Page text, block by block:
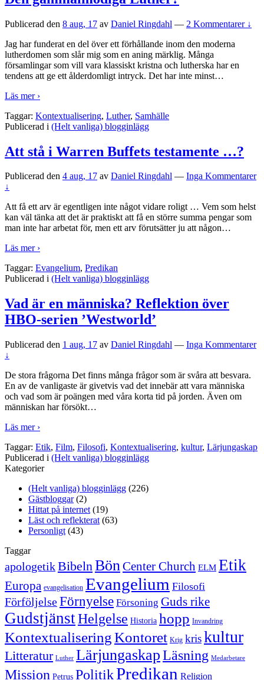
Publicerad den 8 aug, 17 av Daniel Ringdahl — 2 Kommentarer ↓
Jag har funderat en del över ett förhållande inom den moderna
lutherdomen som slår mig som en aning märklig. Många
församlingar som vill vara klassiskt kristna och lutherska har en
tendens att ge ett ålderdomligt intryck. Det har inte minst…
Läs mer ›
Taggar: Kontextualisering, Luther, Samhälle
Publicerad i (Helt vanliga) blogginlägg
Att stå i Warren Buffets testamente …?
Publicerad den 4 aug, 17 av Daniel Ringdahl — Inga Kommentarer
↓
Att få ett arv är egentligen inte något vidare roligt … Vem som helst
kan väl tänka att det är praktiskt att få en större summa pengar som
man inte har arbetat för, men ett arv förutsätter ju att någon…
Läs mer ›
Taggar: Evangelium, Predikan
Publicerad i (Helt vanliga) blogginlägg
Vad är en människa? Reflektion över
HBO-serien ’Westworld’
Publicerad den 1 aug, 17 av Daniel Ringdahl — Inga Kommentarer
↓
De stora frågorna Det finns många frågor som är svåra att besvara.
En av de vanligaste är givetvis vad det innebär att vara människa
och vad som är poängen med våra korta tid på jorden. Även om
människan har försökt…
Läs mer ›
Taggar: Etik, Film, Filosofi, Kontextualisering, kultur, Lärjungaskap
Publicerad i (Helt vanliga) blogginlägg
Kategorier
(Helt vanliga) blogginlägg (226)
Gästbloggar(2)
Hittat på internet (19)
Läst och reflekterat (63)
Personligt (43)
Taggar
apologetikBibelnBönCenter Church ELM Etik
Europa evangelisation Evangelium Filosofi
FörföljelseFörnyelse Försoning Guds rike
GudstjänstHelgelse Historia hopp Invandring
KontextualiseringKontoret Krig kriskultur
Litteratur Luther LärjungaskapLäsning Medarbetare
Mission Petrus PolitikPredikan Religion